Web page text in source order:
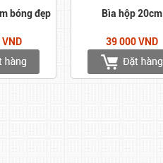
bóng đẹp Bìa hộp 20cm
39 000 VND